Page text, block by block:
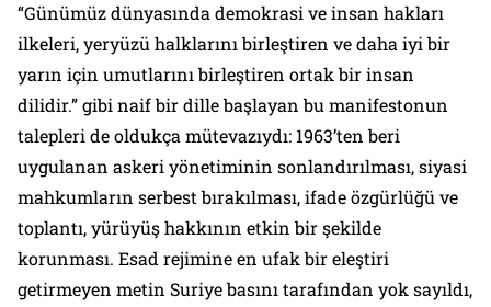
“Günümüz dünyasında demokrasi ve insan hakları
ilkeleri, yeryüzü halklarını birleştiren ve daha iyi bir
yarın için umutlarını birleştiren ortak bir insan
dilidir.”gibi naif bir dille başlayan bu manifestonun
talepleri de oldukça mütevazıydı: 1963’ten beri
uygulanan askeri yönetiminin sonlandırılması, siyasi
mahkumların serbest bırakılması, ifade özgürlüğü ve
toplantı, yürüyüş hakkının etkin bir şekilde
korunması. Esad rejimine en ufak bir eleştiri
getirmeyen metin Suriye basını tarafından yok sayıldı,